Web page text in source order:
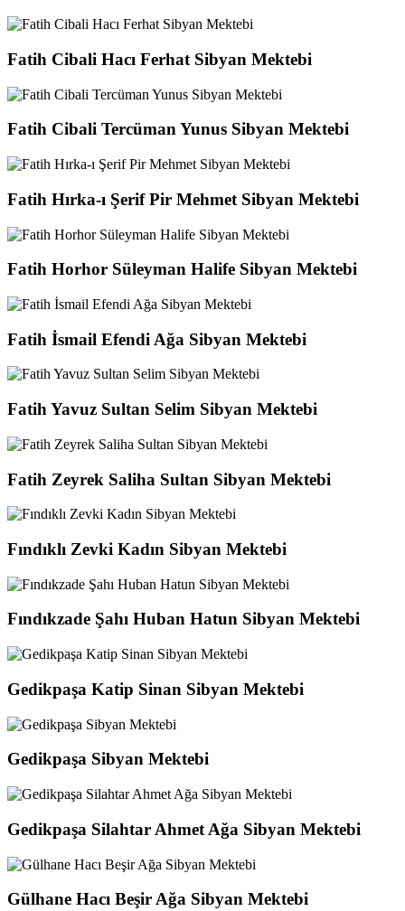
Fatih Cibali Hacı Ferhat Sibyan Mektebi
Fatih Cibali Tercüman Yunus Sibyan Mektebi
Fatih Hırka-ı Şerif Pir Mehmet Sibyan Mektebi
Fatih Horhor Süleyman Halife Sibyan Mektebi
Fatih İsmail Efendi Ağa Sibyan Mektebi
Fatih Yavuz Sultan Selim Sibyan Mektebi
Fatih Zeyrek Saliha Sultan Sibyan Mektebi
Fındıklı Zevki Kadın Sibyan Mektebi
Fındıkzade Şahı Huban Hatun Sibyan Mektebi
Gedikpaşa Katip Sinan Sibyan Mektebi
Gedikpaşa Sibyan Mektebi
Gedikpaşa Silahtar Ahmet Ağa Sibyan Mektebi
Gülhane Hacı Beşir Ağa Sibyan Mektebi